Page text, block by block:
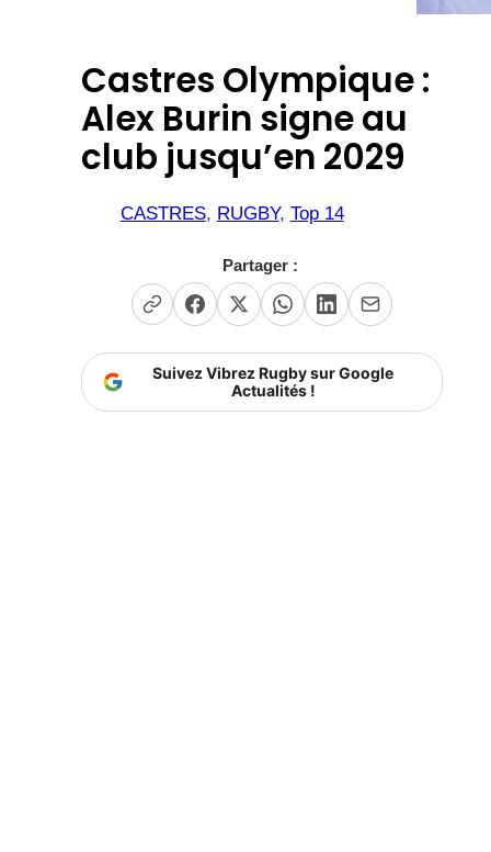
Castres Olympique :
Alex Burin signe au
club jusqu’en 2029
CASTRES, RUGBY, Top 14
Partager :
Suivez Vibrez Rugby sur Google
Actualités !